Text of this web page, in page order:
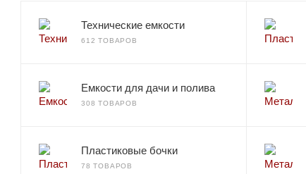
Технические емкости
612 ТОВАРОВ
Емкости для дачи и полива
308 ТОВАРОВ
Пластиковые бочки
78 ТОВАРОВ